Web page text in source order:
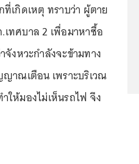
เกิดเหตุ ทราบว่า ผู้ตาย
ทศบาล 2 เพื่อมาหาซื้อ
งหวะกำลังจะข้ามทาง
าณเตือน เพราะบริเวณ
ให้มองไม่เห็นรถไฟ จึง